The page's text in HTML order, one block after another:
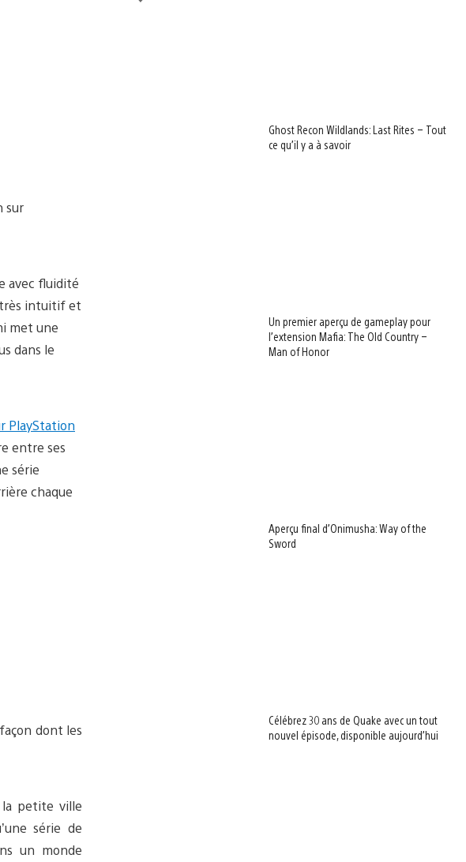
sur
avec fluidité
très intuitif et
met une
dans le
PlayStation
entre ses
série
chaque
dont les
la petite ville
série de
un monde
Ghost Recon Wildlands: Last Rites – Tout
ce qu’il y a à savoir
Un premier aperçu de gameplay pour
l’extension Mafia: The Old Country –
Man of Honor
Aperçu final d’Onimusha: Way of the
Sword
Célébrez 30 ans de Quake avec un tout
nouvel épisode, disponible aujourd’hui